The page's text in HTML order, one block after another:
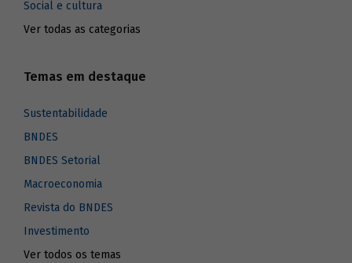
Social e cultura
Ver todas as categorias
Temas em destaque
Sustentabilidade
BNDES
BNDES Setorial
Macroeconomia
Revista do BNDES
Investimento
Ver todos os temas